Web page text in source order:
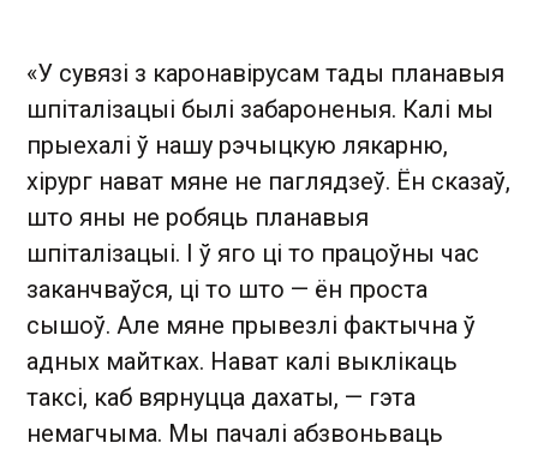
«У сувязі з каронавірусам тады планавыя
шпіталізацыі былі забароненыя. Калі мы
прыехалі ў нашу рэчыцкую лякарню,
хірург нават мяне не паглядзеў. Ён сказаў,
што яны не робяць планавыя
шпіталізацыі. І ў яго ці то працоўны час
заканчваўся, ці то што — ён проста
сышоў. Але мяне прывезлі фактычна ў
адных майтках. Нават калі выклікаць
таксі, каб вярнуцца дахаты, — гэта
немагчыма. Мы пачалі абзвоньваць